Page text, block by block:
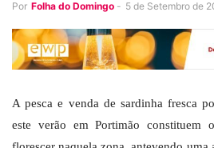
Por Folha do Domingo - 5 de Setembro de
A pesca e venda de sardinha fresca
este verão em Portimão constituem